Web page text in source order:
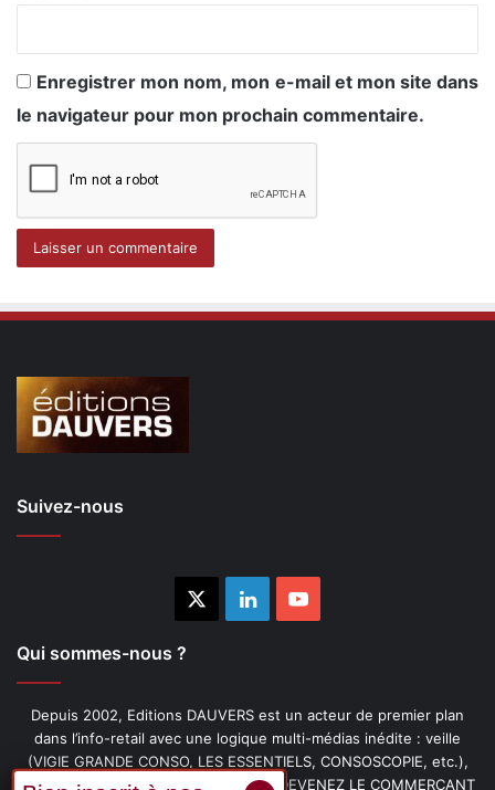
Enregistrer mon nom, mon e-mail et mon site dans
le navigateur pour mon prochain commentaire.
Suivez-nous
LinkedinYouTube
Qui sommes-nous ?
Depuis 2002, Editions DAUVERS est un acteur de premier plan
dans l’info-retail avec une logique multi-médias inédite : veille
(VIGIE GRANDE CONSO, LES ESSENTIELS, CONSOSCOPIE, etc.),
livres (PENSER-CLIENT, IMAGE-PRIX, DEVENEZ LE COMMERÇANT